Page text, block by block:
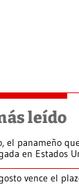
leído
el panameño
en Estados
vence el